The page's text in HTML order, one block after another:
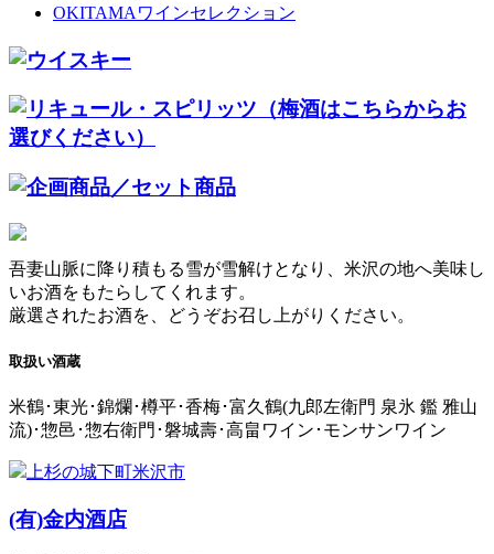
OKITAMAワインセレクション
吾妻山脈に降り積もる雪が雪解けとなり、米沢の地へ美味し
いお酒をもたらしてくれます。
厳選されたお酒を、どうぞお召し上がりください。
取扱い酒蔵
米鶴･東光･錦爛･樽平･香梅･富久鶴(九郎左衛門 泉氷 鑑 雅山
流)･惣邑･惣右衛門･磐城壽･高畠ワイン･モンサンワイン
上杉の城下町米沢市
(有)金内酒店